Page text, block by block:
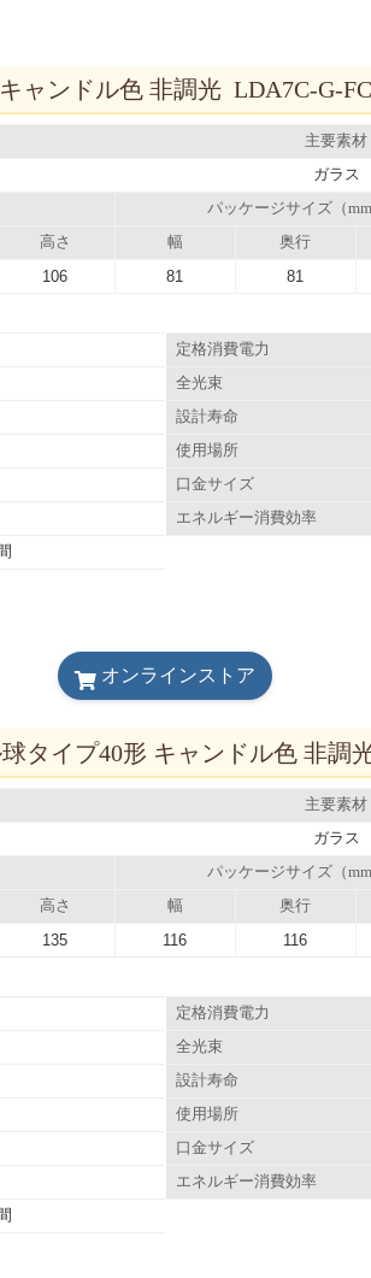
ャンドル色 非調光 LDA7C-G-
主要素材
ガラス
パッケージサイズ（mm
高さ 幅 奥行
106 81 81
定格消費電力
全光束
設計寿命
使用場所
口金サイズ
エネルギー消費効率
オンラインストア
タイプ40形 キャンドル色 非調
主要素材
ガラス
パッケージサイズ（mm
高さ 幅 奥行
135 116 116
定格消費電力
全光束
設計寿命
使用場所
口金サイズ
エネルギー消費効率